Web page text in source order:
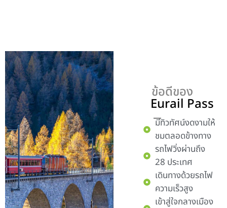
ข้อดีของ
Eurail Pass
มีทิวทัศน์งดงามให้
ชมตลอดข้างทาง
รถไฟวิ่งผ่านถึง
28 ประเทศ
เดินทางด้วยรถไฟ
ความเร็วสูง
เข้าสู่ใจกลางเมือง